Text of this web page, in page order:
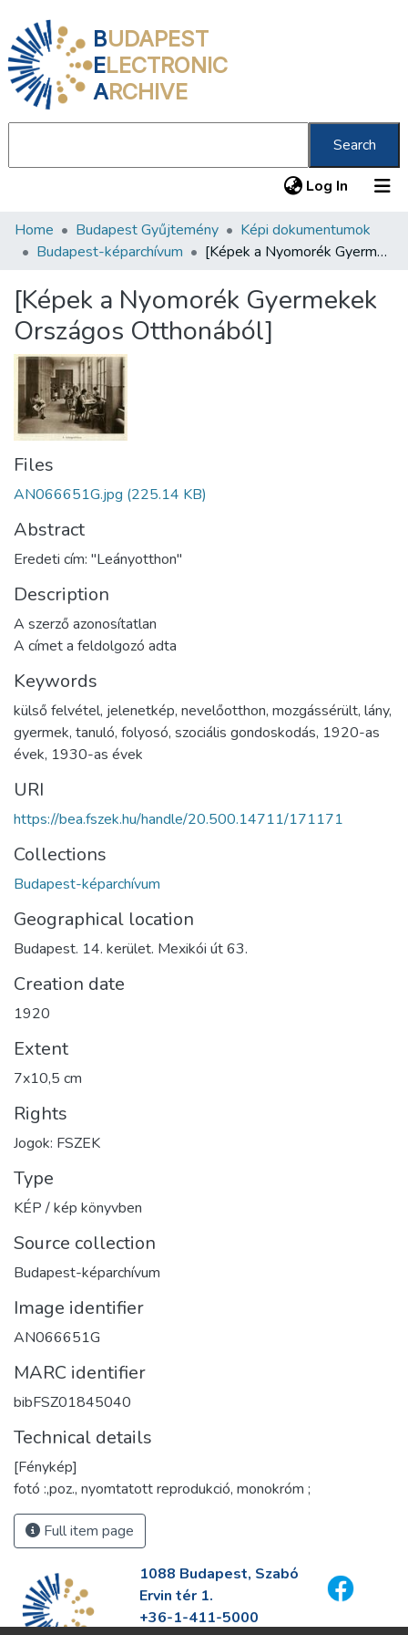
BUDAPEST
ELECTRONIC
ARCHIVE
Search
Log In (current)
Communities & Collections
Statistics
About us
Home Budapest Gyűjtemény
Képi dokumentumok
Budapest-képarchívum
[Képek a Nyomorék Gyermekek Országos Otthonából]
[Képek a Nyomorék Gyermekek
Országos Otthonából]
Files
AN066651G.jpg (225.14 KB)
Abstract
Eredeti cím: "Leányotthon"
Description
A szerző azonosítatlan
A címet a feldolgozó adta
Keywords
külső felvétel, jelenetkép, nevelőotthon, mozgássérült, lány,
gyermek, tanuló, folyosó, szociális gondoskodás, 1920-as
évek, 1930-as évek
URI
https://bea.fszek.hu/handle/20.500.14711/171171
Collections
Budapest-képarchívum
Geographical location
Budapest. 14. kerület. Mexikói út 63.
Creation date
1920
Extent
7x10,5 cm
Rights
Jogok: FSZEK
Type
KÉP / kép könyvben
Source collection
Budapest-képarchívum
Image identifier
AN066651G
MARC identifier
bibFSZ01845040
Technical details
[Fénykép]
fotó :,poz., nyomtatott reprodukció, monokróm ;
Full item page
1088 Budapest, Szabó
Ervin tér 1.
+36-1-411-5000